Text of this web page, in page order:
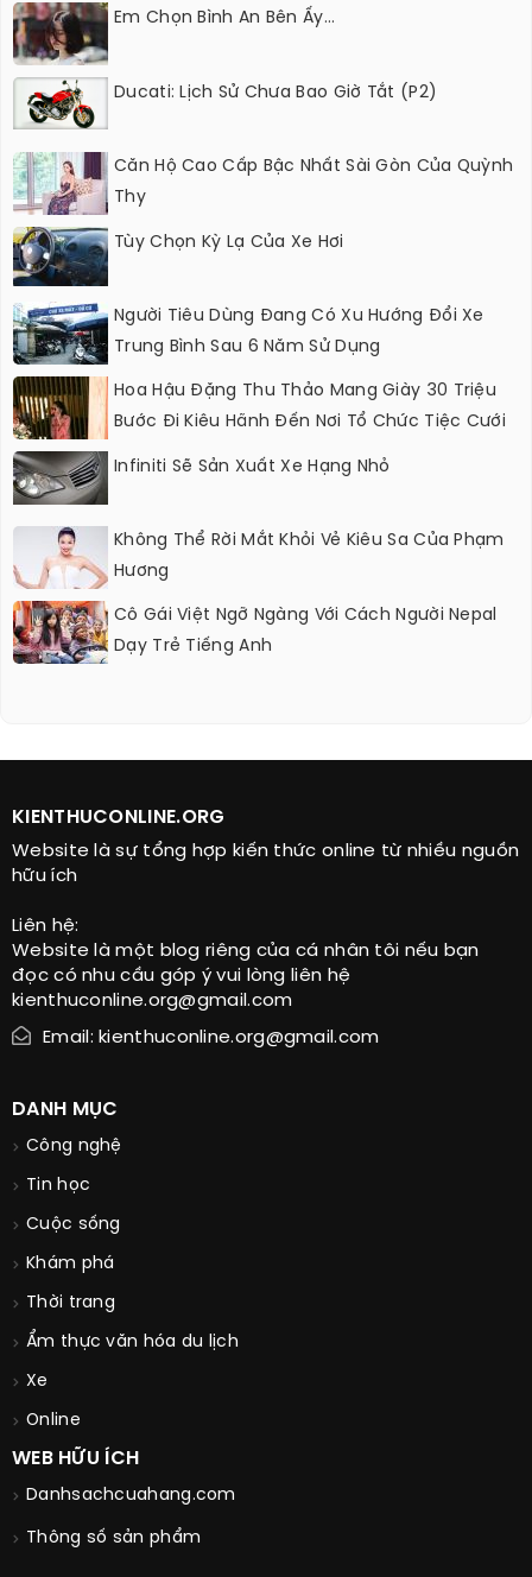
Em Chọn Bình An Bên Ấy...
Ducati: Lịch Sử Chưa Bao Giờ Tắt (P2)
Căn Hộ Cao Cấp Bậc Nhất Sài Gòn Của Quỳnh
Thy
Tùy Chọn Kỳ Lạ Của Xe Hơi
Người Tiêu Dùng Đang Có Xu Hướng Đổi Xe
Trung Bình Sau 6 Năm Sử Dụng
Hoa Hậu Đặng Thu Thảo Mang Giày 30 Triệu
Bước Đi Kiêu Hãnh Đến Nơi Tổ Chức Tiệc Cưới
Infiniti Sẽ Sản Xuất Xe Hạng Nhỏ
Không Thể Rời Mắt Khỏi Vẻ Kiêu Sa Của Phạm
Hương
Cô Gái Việt Ngỡ Ngàng Với Cách Người Nepal
Dạy Trẻ Tiếng Anh
KIENTHUCONLINE.ORG
Website là sự tổng hợp kiến thức online từ nhiều nguồn
hữu ích
Liên hệ:
Website là một blog riêng của cá nhân tôi nếu bạn
đọc có nhu cầu góp ý vui lòng liên hệ
kienthuconline.org@gmail.com
Email: kienthuconline.org@gmail.com
DANH MỤC
Công nghệ
Tin học
Cuộc sống
Khám phá
Thời trang
Ẩm thực văn hóa du lịch
Xe
Online
WEB HỮU ÍCH
Danhsachcuahang.com
Thông số sản phẩm